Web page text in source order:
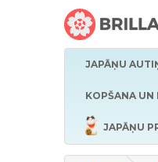
JAPĀŅU
KOPŠANA UN
JAPĀŅU